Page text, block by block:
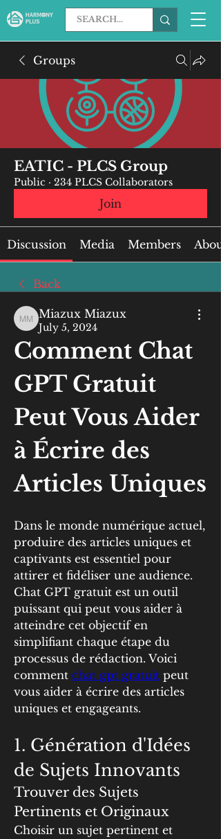
Groups
EATIC - PLCS Group
Public · 234 PLCS Collaborators
Join
Discussion Media Members About
Back
Miazux Miazux
Miazux Miazux
July 5, 2024
Comment Chat
GPT Gratuit
Peut Vous Aider
à Écrire des
Articles Uniques
Dans le monde numérique actuel,
produire des articles uniques et
captivants est essentiel pour
attirer et fidéliser une audience.
Chat GPT gratuit est un outil
puissant qui peut vous aider à
atteindre cet objectif en
simplifiant chaque étape du
processus de rédaction. Voici
comment chat gpt gratuit peut
vous aider à écrire des articles
uniques et engageants.
1. Génération d'Idées
de Sujets Innovants
Trouver des Sujets
Pertinents et Originaux
Choisir un sujet pertinent et